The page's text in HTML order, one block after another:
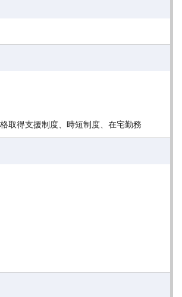
取得支援制度、時短制度、在宅勤務